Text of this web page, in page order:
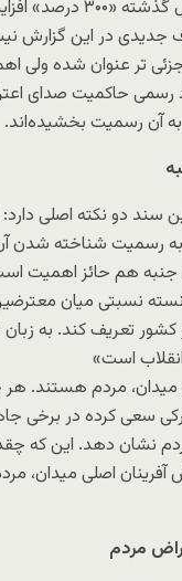
داشته است. (۱)
جدیدی در این گزارش
تر عنوان شده ولی
حاکمیت صدای
آن رسمیت بخشیده‌اند.
سند دو نکته اصلی
رسمیت شناخته شدن
جنبه هم حائز اهمیت
نسبتی میان
کشور تعریف کند. به
است»
میدان، مردم هستند. هر
سعی کرده در برخی
نشان دهد. این که
اصلی میدان،
مردم